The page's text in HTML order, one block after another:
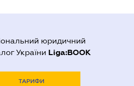
юридичний
України Liga:BOOK
ТАРИФИ